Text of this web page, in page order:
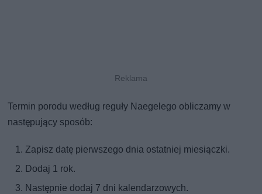
Termin porodu według reguły Naegelego obliczamy w
następujący sposób:
Zapisz datę pierwszego dnia ostatniej miesiączki.
Dodaj 1 rok.
Następnie dodaj 7 dni kalendarzowych.